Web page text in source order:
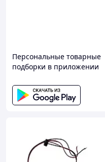
Персональные товарные
подборки в приложении